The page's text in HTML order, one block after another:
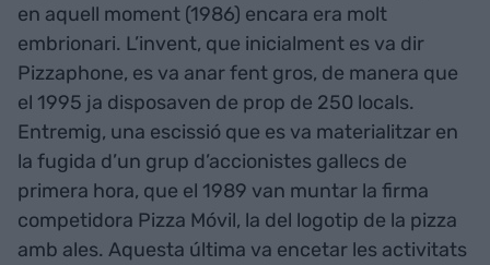
en aquell moment (1986) encara era molt
embrionari. L’invent, que inicialment es va dir
Pizzaphone, es va anar fent gros, de manera que
el 1995 ja disposaven de prop de 250 locals.
Entremig, una escissió que es va materialitzar en
la fugida d’un grup d’accionistes gallecs de
primera hora, que el 1989 van muntar la firma
competidora Pizza Móvil, la del logotip de la pizza
amb ales. Aquesta última va encetar les activitats